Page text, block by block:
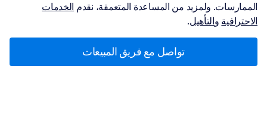
الممارسات. ولمزيد من المساعدة المتعمقة، نقدم الخدمات
الاحترافية والتأهيل.
تواصل مع فريق المبيعات